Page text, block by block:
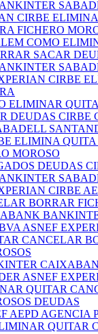
CIRBE
FICHERO
COMO
SACAR
CIRBE
ELIMINAR
DEUDAS CIRBE
ELIMINA
MOROSO
DEUDAS
CIRBE
BORRAR
ASNEF
CANCELAR
ASNEF
QUITAR
DEUDAS
AEPD AGENCIA
QUITAR